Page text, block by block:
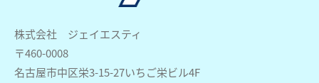
株式会社 ジェイエスティ
〒460-0008
名古屋市中区栄3-15-27いちご栄ビル4F